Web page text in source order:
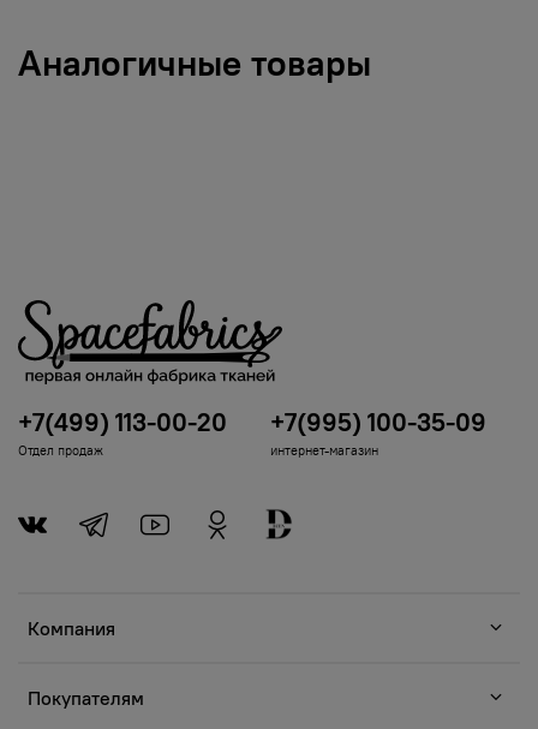
Аналогичные товары
Компания
Покупателям
+7(499) 113-00-20
Отдел продаж
+7(995) 100-35-09
интернет-магазин